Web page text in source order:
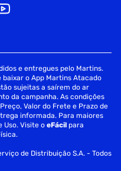
e entregues pelo Martins.
o App Martins Atacado
sujeitas a saírem do ar
da campanha. As condições
Valor do Frete e Prazo de
informada. Para maiores
Uso. Visite oeFácil para
de Distribuição S.A. - Todos